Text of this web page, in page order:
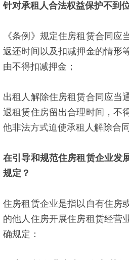
针对承租人合法权益保护不到
《条例》规定住房租赁合同应
返还时间以及扣减押金的情形
由不得扣减押金；
出租人解除住房租赁合同应当
退租赁住房留出合理时间，不
他非法方式迫使承租人解除合
在引导和规范住房租赁企业发
规定 ？
住房租赁企业是指以自有住房
的他人住房开展住房租赁经营
确规定：